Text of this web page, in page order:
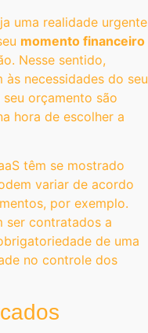
uma realidade urgente
momento financeiro
Nesse sentido,
necessidades do seu
orçamento são
hora de escolher a
têm se mostrado
variar de acordo
por exemplo.
ser contratados a
de uma
no controle dos